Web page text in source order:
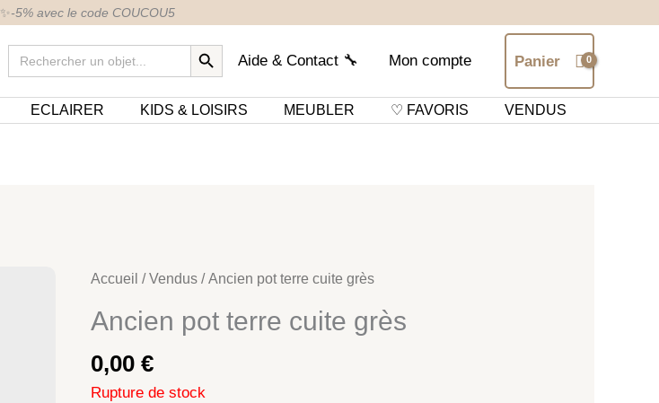
✨-5% avec le code COUCOU5
Search
for:
SEARCH BUTTON
Aide & Contact 🔧 Mon compte Panier
ECLAIRER KIDS & LOISIRS MEUBLER ♡ FAVORIS VENDUS
Accueil /Vendus/ Ancien pot terre cuite grès
Ancien pot terre cuite grès
0,00 €
Rupture de stock